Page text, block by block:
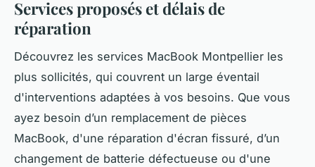
Services proposés et délais de
réparation
Découvrez les services MacBook Montpellier les
plus sollicités, qui couvrent un large éventail
d'interventions adaptées à vos besoins. Que vous
ayez besoin d’un remplacement de pièces
MacBook, d'une réparation d'écran fissuré, d’un
changement de batterie défectueuse ou d'une